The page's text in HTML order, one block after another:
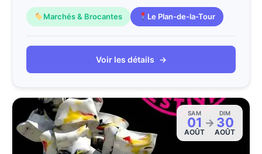
Marchés & Brocantes Le Plan-de-la-Tour
Voir les détails →
SAM
01
AOÛT
→
DIM
30
AOÛT